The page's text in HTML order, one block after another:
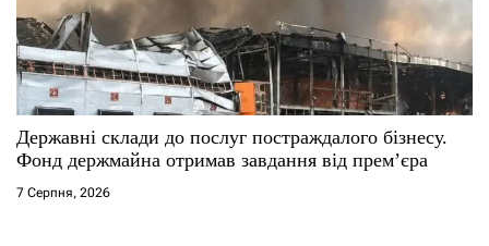
Державні склади до послуг постраждалого бізнесу.
Фонд держмайна отримав завдання від прем’єра
7 Серпня, 2026